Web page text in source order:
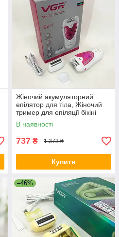
Жіночий акумуляторний
епілятор для тіла, Жіночий
тример для епіляції бікіні
Епілятор інтимних зон CW-83
В наявності
737 ₴ 1 373 ₴
Купити
–46%